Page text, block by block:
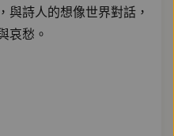
與詩人的想像世界對話，
哀愁。